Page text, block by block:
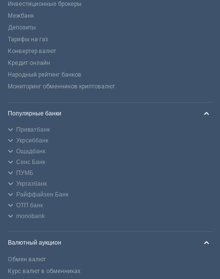
Инвестиционные брокеры
Межбанк
Депозиты
Тарифы на газ
Конвертер валют
Кредит онлайн
Народный рейтинг банков
Мониторинг обменников криптовалют
Популярные банки
Приватбанк
Укрсиббанк
Ощадбанк
Сенс Банк
ПУМБ
Укргазбанк
Райффайзен Банк
ОТП банк
monobank
Валютный аукцион
Обмен валют
Курс валют в обменниках